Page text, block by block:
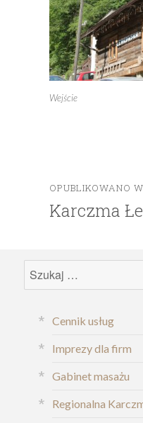
Wejście
Nawigacja
OPUBLIKOWANO W
Karczma
Szukaj:
Cennik usług
Imprezy dla firm
Gabinet masażu
Regionalna